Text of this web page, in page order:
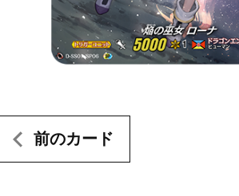
前のカード